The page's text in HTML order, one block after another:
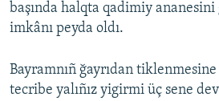
başında halqta qadimiy
imkânı peyda oldı.
Bayramnıñ ğayrıdan
tecribe yalıñız yigirmi üç sene